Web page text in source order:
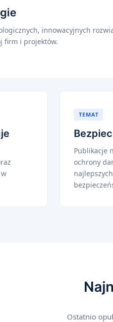
innowacyjnych
firm i projektów.
TEMAT
Publikacje
ochrony
Ostatnio